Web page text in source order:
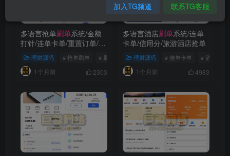
多语言抢单刷单系统/金额
打针/连单卡单/重置订单/签
到
理财源码 # 抢单刷单 # 刷单系统 # 连单卡单
1个月前 2303
多语言酒店刷单系统/连单
卡单/信用分/旅游酒店抢单
理财源码 # 连单卡单 # 酒店刷单
1个月前 4983
加入TG频道 联系TG客服